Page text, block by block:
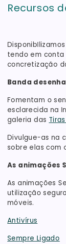
Recursos
tendo em
concretização
Banda
Fomentam o
esclarecida na
galeria das
Divulgue-as na
sobre elas com
As animações
As animações
utilização
móveis.
Antivírus
Sempre Ligado